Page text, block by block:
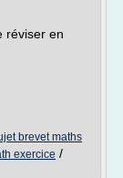
réviser en
brevet maths
exercice /